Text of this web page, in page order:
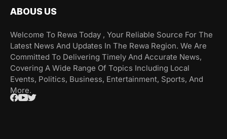
ABOUS US
Welcome To Rewa Today , Your Reliable Source For The
Latest News And Updates In The Rewa Region. We Are
Committed To Delivering Timely And Accurate News,
Covering A Wide Range Of Topics Including Local
Events, Politics, Business, Entertainment, Sports, And
More.